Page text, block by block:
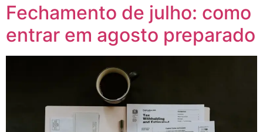
Fechamento de julho: como
entrar em agosto preparado